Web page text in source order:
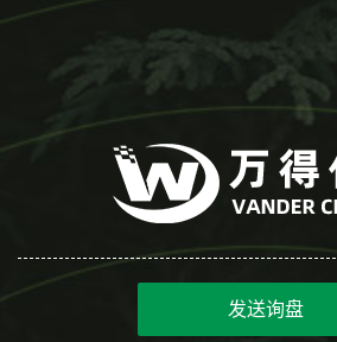
发送询盘